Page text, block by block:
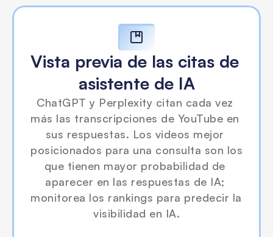
Vista previa de las citas de
asistente de IA
ChatGPT y Perplexity citan cada vez
más las transcripciones de YouTube en
sus respuestas. Los videos mejor
posicionados para una consulta son los
que tienen mayor probabilidad de
aparecer en las respuestas de IA;
monitorea los rankings para predecir la
visibilidad en IA.